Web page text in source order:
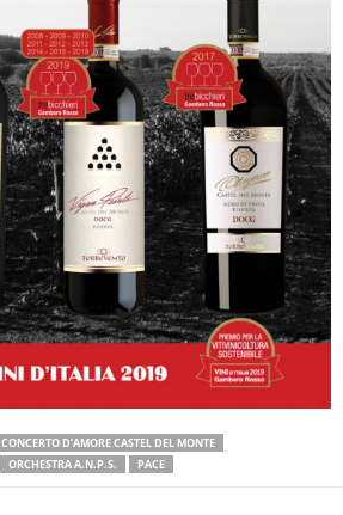
CONCERTO D’AMORE CASTEL DEL MONTE
ORCHESTRA A.N.P.S. PACE